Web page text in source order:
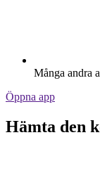
Många andra
Öppna app
Hämta den